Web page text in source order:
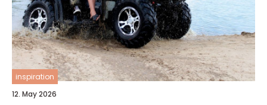
inspiration
12. May 2026